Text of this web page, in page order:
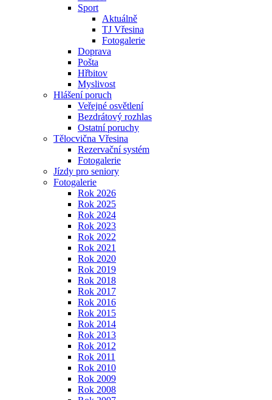
Sport
Aktuálně
TJ Vřesina
Fotogalerie
Doprava
Pošta
Hřbitov
Myslivost
Hlášení poruch
Veřejné osvětlení
Bezdrátový rozhlas
Ostatní poruchy
Tělocvična Vřesina
Rezervační systém
Fotogalerie
Jízdy pro seniory
Fotogalerie
Rok 2026
Rok 2025
Rok 2024
Rok 2023
Rok 2022
Rok 2021
Rok 2020
Rok 2019
Rok 2018
Rok 2017
Rok 2016
Rok 2015
Rok 2014
Rok 2013
Rok 2012
Rok 2011
Rok 2010
Rok 2009
Rok 2008